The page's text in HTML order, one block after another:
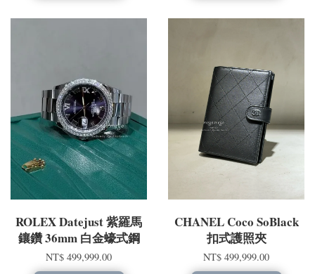
ROLEX Datejust 紫羅馬
鑲鑽 36mm 白金蠔式鋼
NT$ 499,999.00
CHANEL Coco SoBlack
扣式護照夾
NT$ 499,999.00